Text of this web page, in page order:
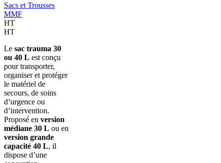
Sacs et Trousses
MMF
HT
HT
Le sac trauma 30
ou 40 L est conçu
pour transporter,
organiser et protéger
le matériel de
secours, de soins
d’urgence ou
d’intervention.
Proposé en version
médiane 30 L ou en
version grande
capacité 40 L, il
dispose d’une